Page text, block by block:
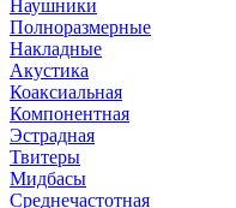
Наушники
Полноразмерные
Накладные
Акустика
Коаксиальная
Компонентная
Эстрадная
Твитеры
Мидбасы
Среднечастотная